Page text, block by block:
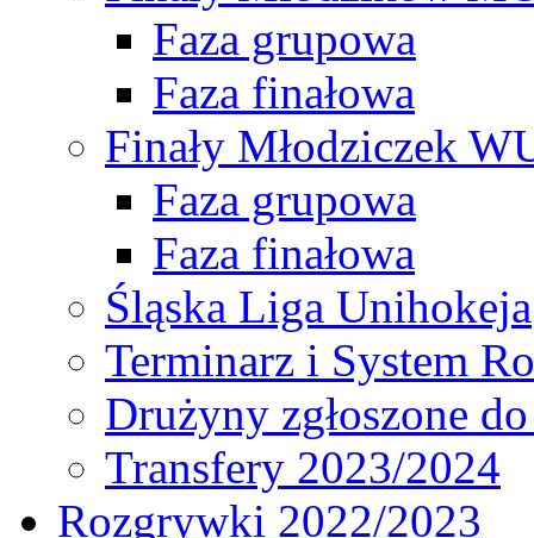
Faza grupowa
Faza finałowa
Finały Młodziczek
Faza grupowa
Faza finałowa
Śląska Liga Unihokeja
Terminarz i System
Drużyny zgłoszone
Transfery 2023/2024
Rozgrywki 2022/2023